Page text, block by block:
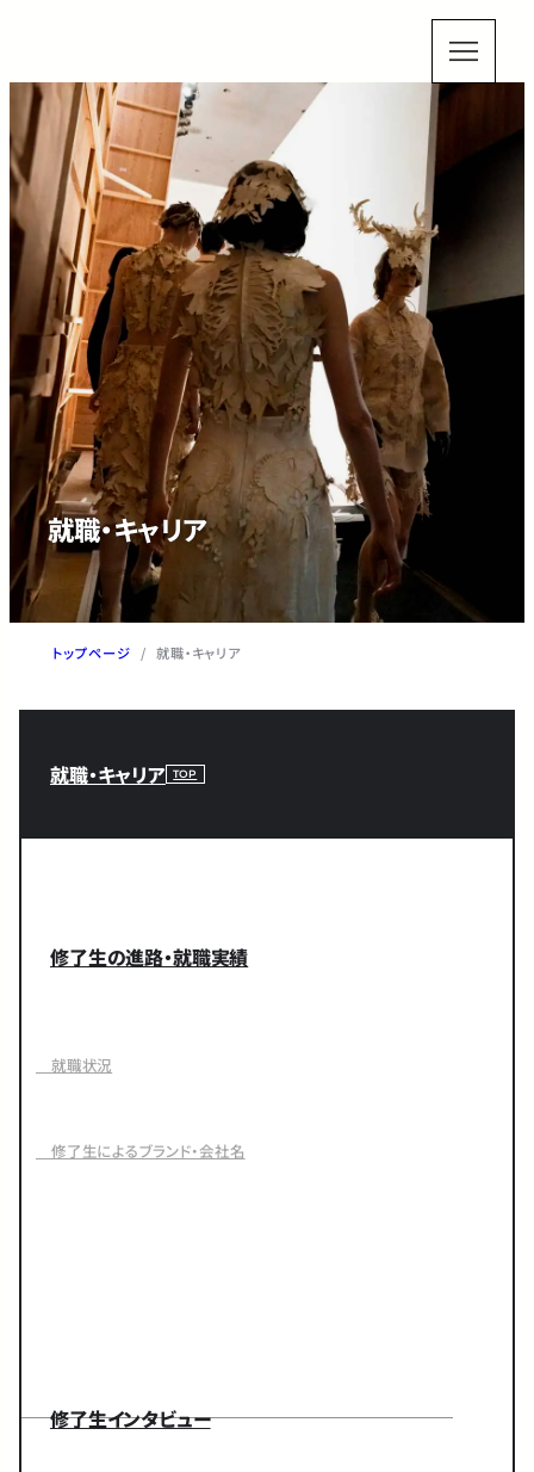
就職・キャリア
トップページ / 就職・キャリア
就職・キャリア TOP
修了生の進路・就職実績
就職状況
修了生によるブランド・会社名
修了生インタビュー